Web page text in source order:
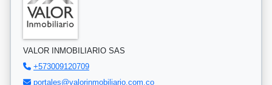
VALOR INMOBILIARIO SAS
+573009120709
portales@valorinmobiliario.com.co